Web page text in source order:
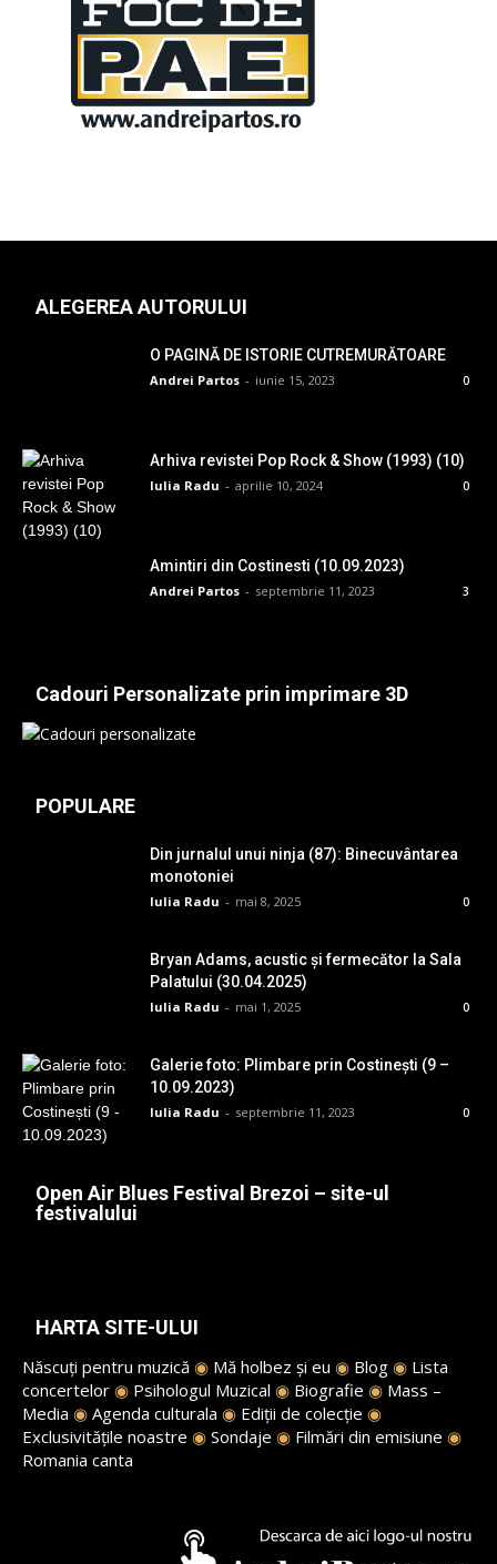
ALEGEREA AUTORULUI
O PAGINĂ DE ISTORIE CUTREMURĂTOARE
Andrei Partos - iunie 15, 2023 0
Arhiva revistei Pop Rock & Show (1993) (10)
Iulia Radu - aprilie 10, 2024 0
Amintiri din Costinesti (10.09.2023)
Andrei Partos - septembrie 11, 2023 3
Cadouri Personalizate prin imprimare 3D
POPULARE
Din jurnalul unui ninja (87): Binecuvântarea
monotoniei
Iulia Radu - mai 8, 2025 0
Bryan Adams, acustic și fermecător la Sala
Palatului (30.04.2025)
Iulia Radu - mai 1, 2025 0
Galerie foto: Plimbare prin Costinești (9 –
10.09.2023)
Iulia Radu - septembrie 11, 2023 0
Open Air Blues Festival Brezoi – site-ul
festivalului
HARTA SITE-ULUI
Născuți pentru muzică ◉ Mă holbez și eu ◉ Blog ◉ Lista
concertelor ◉ Psihologul Muzical ◉ Biografie ◉ Mass –
Media ◉ Agenda culturala ◉ Ediții de colecție ◉
Exclusivitățile noastre ◉ Sondaje ◉ Filmări din emisiune ◉
Romania canta